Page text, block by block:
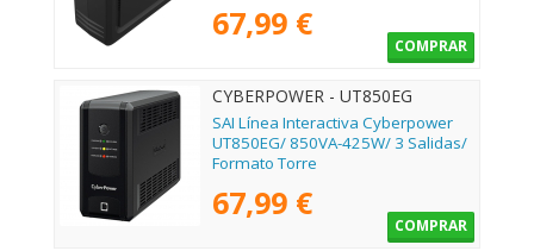
67,99 €
COMPRAR
CYBERPOWER - UT850EG
SAI Línea Interactiva Cyberpower
UT850EG/ 850VA-425W/ 3 Salidas/
Formato Torre
67,99 €
COMPRAR